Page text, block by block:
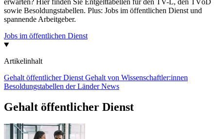
erwarten? Hier finden Sie Entgelttabellen für den TV-L, den TVöD
sowie Besoldungstabellen. Plus: Jobs im öffentlichen Dienst und
spannende Arbeitgeber.
Jobs im öffentlichen Dienst
Artikelinhalt
Gehalt öffentlicher DienstGehalt von Wissenschaftler:innen
Besoldungstabellen der LänderNews
Gehalt öffentlicher Dienst